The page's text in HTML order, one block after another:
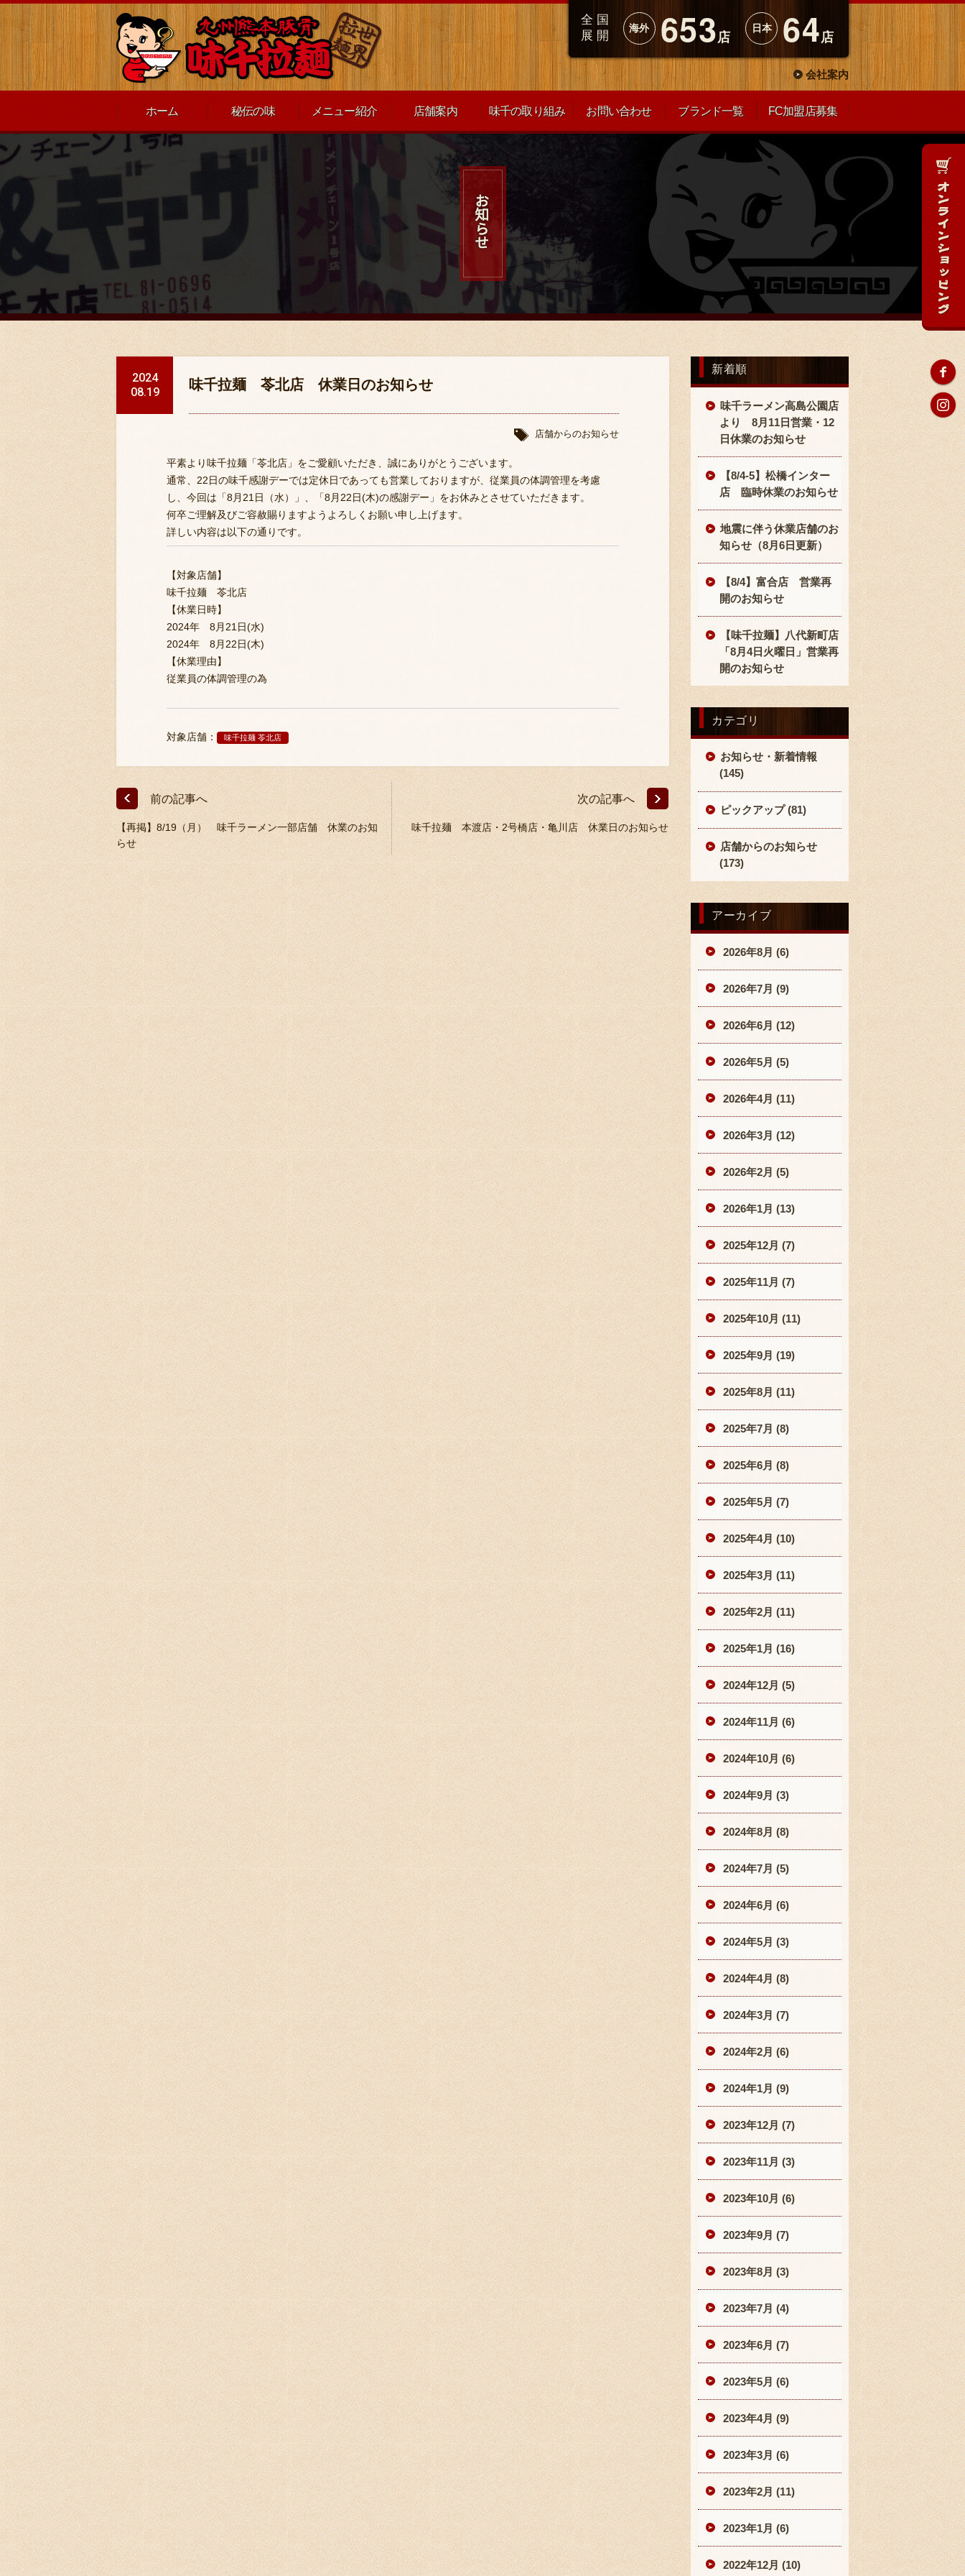
全国
展開
海外 653店
日本 64店
会社案内
ホーム 秘伝の味 メニュー紹介 店舗案内 味千の取り組み お問い合わせ ブランド一覧 FC加盟店募集
2024
08.19
味千拉麺 苓北店 休業日のお知らせ
店舗からのお知らせ
平素より味千拉麺「苓北店」をご愛顧いただき、誠にありがとうございます。
通常、22日の味千感謝デーでは定休日であっても営業しておりますが、従業員の体調管理を考慮
し、今回は「8月21日（水）」、「8月22日(木)の感謝デー」をお休みとさせていただきます。
何卒ご理解及びご容赦賜りますようよろしくお願い申し上げます。
詳しい内容は以下の通りです。
【対象店舗】
味千拉麺 苓北店
【休業日時】
2024年 8月21日(水)
2024年 8月22日(木)
【休業理由】
従業員の体調管理の為
対象店舗： 味千拉麺 苓北店
前の記事へ
【再掲】8/19（月） 味千ラーメン一部店舗 休業のお知
らせ
次の記事へ
味千拉麺 本渡店・2号橋店・亀川店 休業日のお知らせ
新着順
味千ラーメン高島公園店
より 8月11日営業・12
日休業のお知らせ
【8/4-5】松橋インター
店 臨時休業のお知らせ
地震に伴う休業店舗のお
知らせ（8月6日更新）
【8/4】富合店 営業再
開のお知らせ
【味千拉麺】八代新町店
「8月4日火曜日」営業再
開のお知らせ
カテゴリ
お知らせ・新着情報
(145)
ピックアップ (81)
店舗からのお知らせ
(173)
アーカイブ
2026年8月 (6)
2026年7月 (9)
2026年6月 (12)
2026年5月 (5)
2026年4月 (11)
2026年3月 (12)
2026年2月 (5)
2026年1月 (13)
2025年12月 (7)
2025年11月 (7)
2025年10月 (11)
2025年9月 (19)
2025年8月 (11)
2025年7月 (8)
2025年6月 (8)
2025年5月 (7)
2025年4月 (10)
2025年3月 (11)
2025年2月 (11)
2025年1月 (16)
2024年12月 (5)
2024年11月 (6)
2024年10月 (6)
2024年9月 (3)
2024年8月 (8)
2024年7月 (5)
2024年6月 (6)
2024年5月 (3)
2024年4月 (8)
2024年3月 (7)
2024年2月 (6)
2024年1月 (9)
2023年12月 (7)
2023年11月 (3)
2023年10月 (6)
2023年9月 (7)
2023年8月 (3)
2023年7月 (4)
2023年6月 (7)
2023年5月 (6)
2023年4月 (9)
2023年3月 (6)
2023年2月 (11)
2023年1月 (6)
2022年12月 (10)